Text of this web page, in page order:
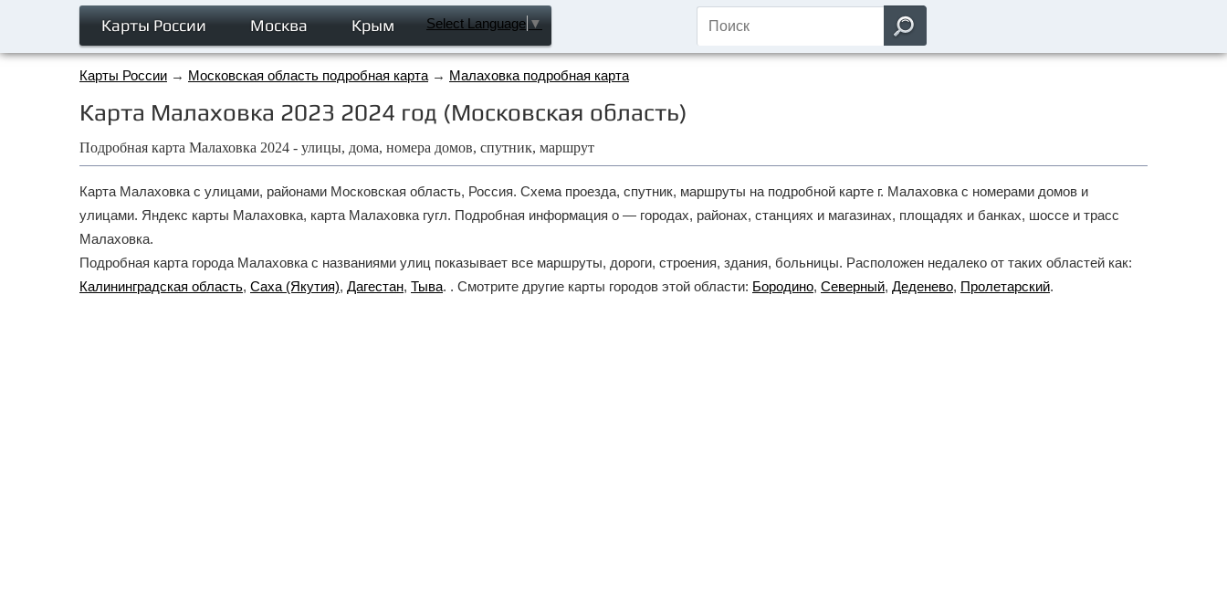
Select Language ▼
Карты России Москва Крым
Карты России → Московская область подробная карта → Малаховка подробная карта
Карта Малаховка 2023 2024 год (Московская область)
Подробная карта Малаховка 2024 - улицы, дома, номера домов, спутник, маршрут
Карта Малаховка с улицами, районами Московская область, Россия. Схема проезда, спутник, маршруты на подробной карте г. Малаховка с номерами домов и
улицами. Яндекс карты Малаховка, карта Малаховка гугл. Подробная информация о — городах, районах, станциях и магазинах, площадях и банках, шоссе и трасс
Малаховка.
Подробная карта города Малаховка с названиями улиц показывает все маршруты, дороги, строения, здания, больницы. Расположен недалеко от таких областей как:
Калининградская область, Саха (Якутия), Дагестан, Тыва. . Смотрите другие карты городов этой области: Бородино, Северный, Деденево, Пролетарский.